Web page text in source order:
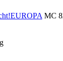
EUROPA MC